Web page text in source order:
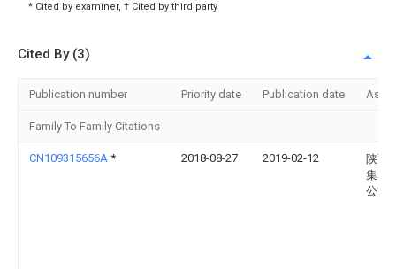
* Cited by examiner, † Cited by third party
Cited By (3)
Publication number Priority date Publication date
Family To Family Citations
CN109315656A * 2018-08-27 2019-02-12
陕西
集团
公司